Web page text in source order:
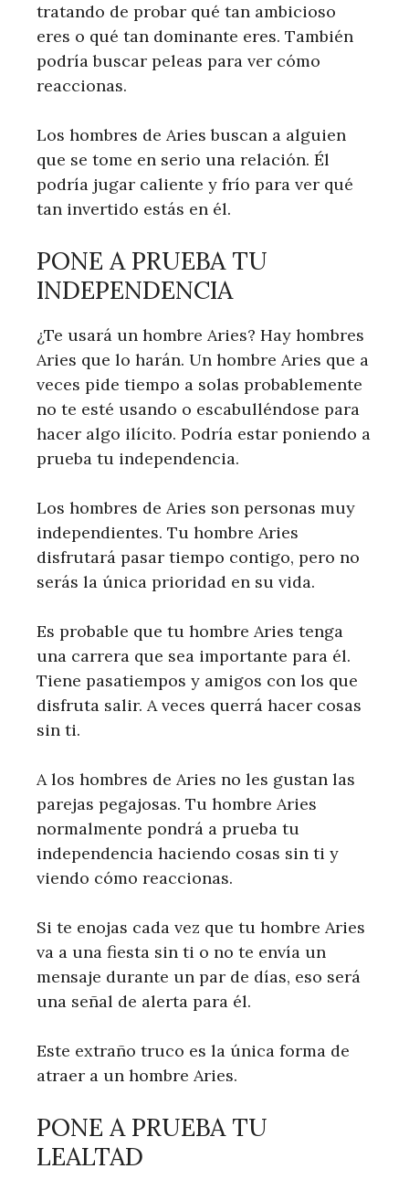
tratando de probar qué tan ambicioso
eres o qué tan dominante eres. También
podría buscar peleas para ver cómo
reaccionas.
Los hombres de Aries buscan a alguien
que se tome en serio una relación. Él
podría jugar caliente y frío para ver qué
tan invertido estás en él.
PONE A PRUEBA TU
INDEPENDENCIA
¿Te usará un hombre Aries? Hay hombres
Aries que lo harán. Un hombre Aries que a
veces pide tiempo a solas probablemente
no te esté usando o escabulléndose para
hacer algo ilícito. Podría estar poniendo a
prueba tu independencia.
Los hombres de Aries son personas muy
independientes. Tu hombre Aries
disfrutará pasar tiempo contigo, pero no
serás la única prioridad en su vida.
Es probable que tu hombre Aries tenga
una carrera que sea importante para él.
Tiene pasatiempos y amigos con los que
disfruta salir. A veces querrá hacer cosas
sin ti.
A los hombres de Aries no les gustan las
parejas pegajosas. Tu hombre Aries
normalmente pondrá a prueba tu
independencia haciendo cosas sin ti y
viendo cómo reaccionas.
Si te enojas cada vez que tu hombre Aries
va a una fiesta sin ti o no te envía un
mensaje durante un par de días, eso será
una señal de alerta para él.
Este extraño truco es la única forma de
atraer a un hombre Aries.
PONE A PRUEBA TU
LEALTAD